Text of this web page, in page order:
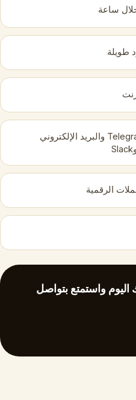
ساعة
طويلة
توجيه الرسائل النصية إلى Telegram والبريد الإلكتروني
الرقمية
واستمتع بتواصل